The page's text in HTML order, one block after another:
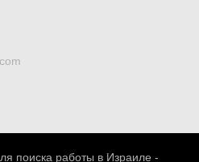
поиска работы в Израиле -